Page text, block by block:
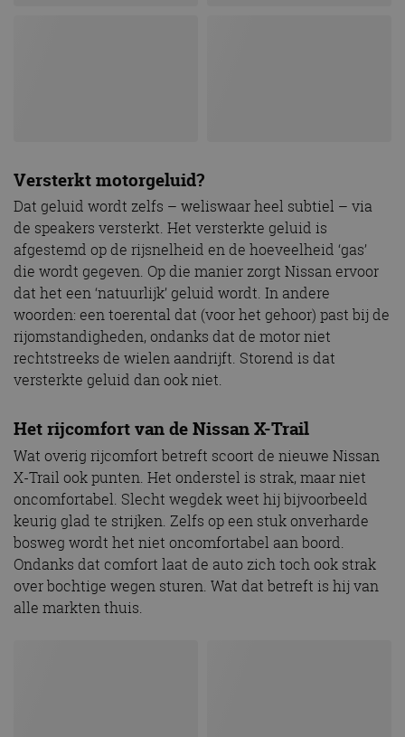
Versterkt motorgeluid?
Dat geluid wordt zelfs – weliswaar heel subtiel – via
de speakers versterkt. Het versterkte geluid is
afgestemd op de rijsnelheid en de hoeveelheid ‘gas’
die wordt gegeven. Op die manier zorgt Nissan ervoor
dat het een ‘natuurlijk’ geluid wordt. In andere
woorden: een toerental dat (voor het gehoor) past bij de
rijomstandigheden, ondanks dat de motor niet
rechtstreeks de wielen aandrijft. Storend is dat
versterkte geluid dan ook niet.
Het rijcomfort van de Nissan X-Trail
Wat overig rijcomfort betreft scoort de nieuwe Nissan
X-Trail ook punten. Het onderstel is strak, maar niet
oncomfortabel. Slecht wegdek weet hij bijvoorbeeld
keurig glad te strijken. Zelfs op een stuk onverharde
bosweg wordt het niet oncomfortabel aan boord.
Ondanks dat comfort laat de auto zich toch ook strak
over bochtige wegen sturen. Wat dat betreft is hij van
alle markten thuis.